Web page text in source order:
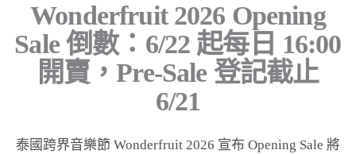
Wonderfruit 2026 Opening
Sale 倒數：6/22 起每日 16:00
開賣，Pre-Sale 登記截止
6/21
泰國跨界音樂節 Wonderfruit 2026 宣布 Opening Sale 將